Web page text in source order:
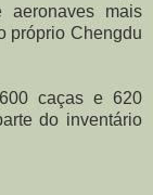
mais
próprio Chengdu
caças e 620
do inventário